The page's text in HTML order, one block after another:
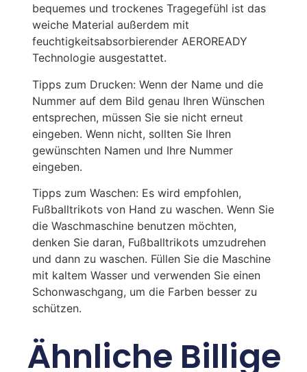
bequemes und trockenes Tragegefühl ist das
weiche Material außerdem mit
feuchtigkeitsabsorbierender AEROREADY
Technologie ausgestattet.
Tipps zum Drucken: Wenn der Name und die
Nummer auf dem Bild genau Ihren Wünschen
entsprechen, müssen Sie sie nicht erneut
eingeben. Wenn nicht, sollten Sie Ihren
gewünschten Namen und Ihre Nummer
eingeben.
Tipps zum Waschen: Es wird empfohlen,
Fußballtrikots von Hand zu waschen. Wenn Sie
die Waschmaschine benutzen möchten,
denken Sie daran, Fußballtrikots umzudrehen
und dann zu waschen. Füllen Sie die Maschine
mit kaltem Wasser und verwenden Sie einen
Schonwaschgang, um die Farben besser zu
schützen.
Ähnliche Billige